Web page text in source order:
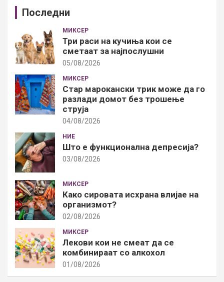
Последни
МИКСЕР
Три раси на кучиња кои се
сметаат за најпослушни
05/08/2026
МИКСЕР
Стар марокански трик може да го
разлади домот без трошење
струја
04/08/2026
НИЕ
Што е функционална депресија?
03/08/2026
МИКСЕР
Како сировата исхрана влијае на
организмот?
02/08/2026
МИКСЕР
Лекови кои не смеат да се
комбинираат со алкохол
01/08/2026